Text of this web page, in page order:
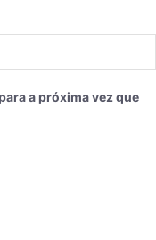
a próxima vez que